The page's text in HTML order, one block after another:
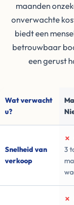
maanden
onverwachte
biedt een
betrouwbaar
een gerust
Wat verwacht
u?
Snelheid van
verkoop
✗
3
✗